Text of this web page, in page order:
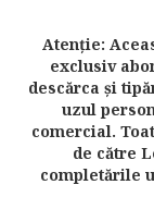
Atenţie:
exclusiv
descărca şi
uzul
comercial.
de către
completările